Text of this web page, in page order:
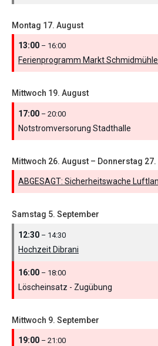
Montag 17. August
13:00 – 16:00
Ferienprogramm Markt
Mittwoch 19. August
17:00 – 20:00
Notstromversorung Stadthalle
Mittwoch 26. August – Donnerstag 27.
ABGESAGT: Sicherheitswache
Samstag 5. September
12:30 – 14:30
Hochzeit Dibrani
16:00 – 18:00
Löscheinsatz - Zugübung
Mittwoch 9. September
19:00 – 21:00